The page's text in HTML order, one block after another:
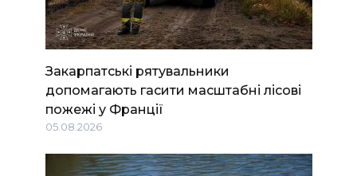
Закарпатські рятувальники
допомагають гасити масштабні лісові
пожежі у Франції
05.08.2026